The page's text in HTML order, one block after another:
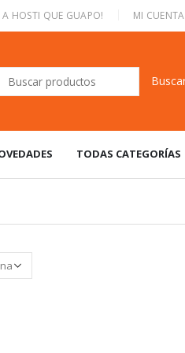
A HOSTI QUE GUAPO! MI CUENTA
Buscar:
TODAS CATEGORÍAS